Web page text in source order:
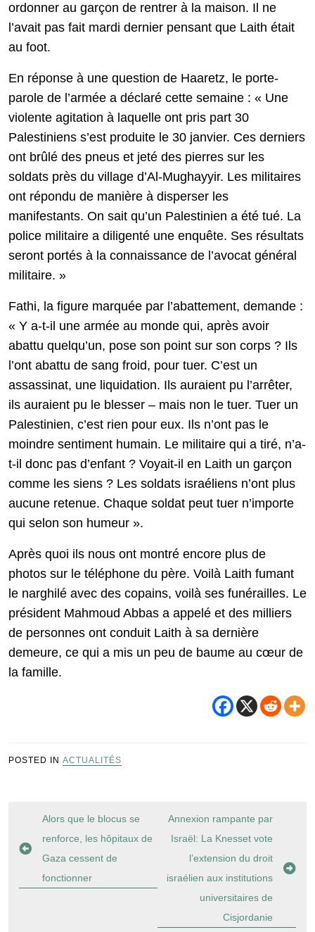
ordonner au garçon de rentrer à la maison. Il ne
l’avait pas fait mardi dernier pensant que Laith était
au foot.
En réponse à une question de Haaretz, le porte-
parole de l’armée a déclaré cette semaine : « Une
violente agitation à laquelle ont pris part 30
Palestiniens s’est produite le 30 janvier. Ces derniers
ont brûlé des pneus et jeté des pierres sur les
soldats près du village d’Al-Mughayyir. Les militaires
ont répondu de manière à disperser les
manifestants. On sait qu’un Palestinien a été tué. La
police militaire a diligenté une enquête. Ses résultats
seront portés à la connaissance de l’avocat général
militaire. »
Fathi, la figure marquée par l’abattement, demande :
« Y a-t-il une armée au monde qui, après avoir
abattu quelqu’un, pose son point sur son corps ? Ils
l’ont abattu de sang froid, pour tuer. C’est un
assassinat, une liquidation. Ils auraient pu l’arrêter,
ils auraient pu le blesser – mais non le tuer. Tuer un
Palestinien, c’est rien pour eux. Ils n’ont pas le
moindre sentiment humain. Le militaire qui a tiré, n’a-
t-il donc pas d’enfant ? Voyait-il en Laith un garçon
comme les siens ? Les soldats israéliens n’ont plus
aucune retenue. Chaque soldat peut tuer n’importe
qui selon son humeur ».
Après quoi ils nous ont montré encore plus de
photos sur le téléphone du père. Voilà Laith fumant
le narghilé avec des copains, voilà ses funérailles. Le
président Mahmoud Abbas a appelé et des milliers
de personnes ont conduit Laith à sa dernière
demeure, ce qui a mis un peu de baume au cœur de
la famille.
POSTED IN ACTUALITÉS
Navigation
de
l’article
Alors que le blocus se
renforce, les hôpitaux de
Gaza cessent de
fonctionner
Annexion rampante par
Israël: La Knesset vote
l’extension du droit
israélien aux institutions
universitaires de
Cisjordanie